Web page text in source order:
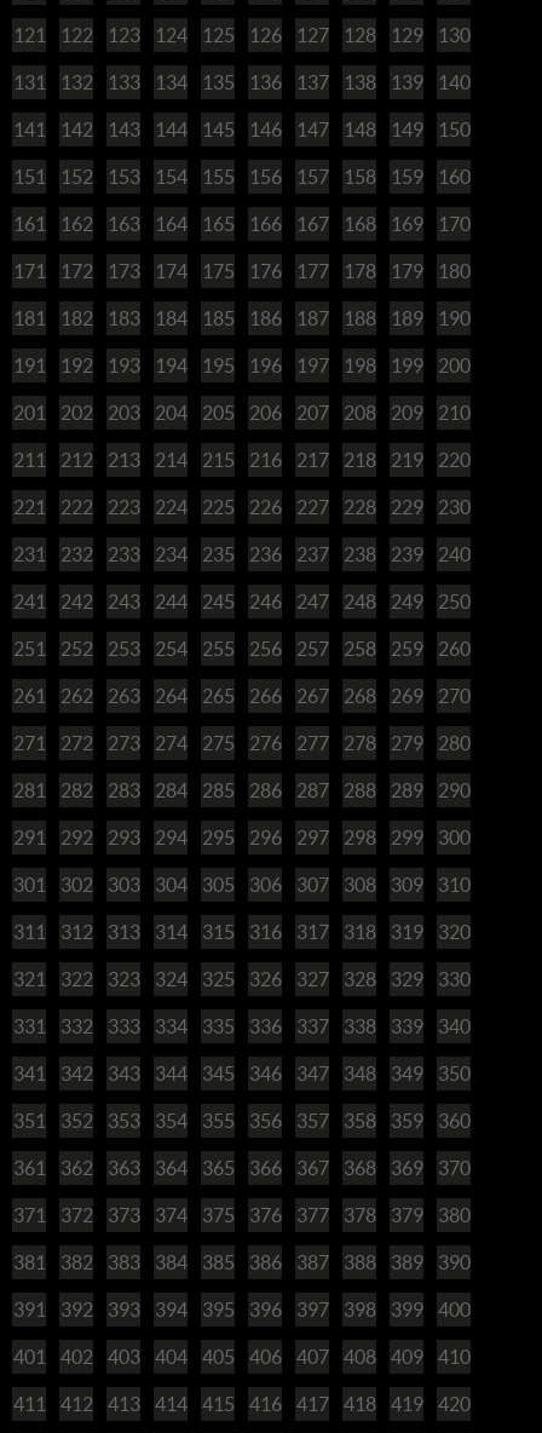
121 122 123 124 125 126 127 128 129 130
131 132 133 134 135 136 137 138 139 140
141 142 143 144 145 146 147 148 149 150
151 152 153 154 155 156 157 158 159 160
161 162 163 164 165 166 167 168 169 170
171 172 173 174 175 176 177 178 179 180
181 182 183 184 185 186 187 188 189 190
191 192 193 194 195 196 197 198 199 200
201 202 203 204 205 206 207 208 209 210
211 212 213 214 215 216 217 218 219 220
221 222 223 224 225 226 227 228 229 230
231 232 233 234 235 236 237 238 239 240
241 242 243 244 245 246 247 248 249 250
251 252 253 254 255 256 257 258 259 260
261 262 263 264 265 266 267 268 269 270
271 272 273 274 275 276 277 278 279 280
281 282 283 284 285 286 287 288 289 290
291 292 293 294 295 296 297 298 299 300
301 302 303 304 305 306 307 308 309 310
311 312 313 314 315 316 317 318 319 320
321 322 323 324 325 326 327 328 329 330
331 332 333 334 335 336 337 338 339 340
341 342 343 344 345 346 347 348 349 350
351 352 353 354 355 356 357 358 359 360
361 362 363 364 365 366 367 368 369 370
371 372 373 374 375 376 377 378 379 380
381 382 383 384 385 386 387 388 389 390
391 392 393 394 395 396 397 398 399 400
401 402 403 404 405 406 407 408 409 410
411 412 413 414 415 416 417 418 419 420